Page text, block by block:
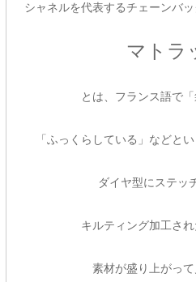
シャネルを代表するチェーンバ
マトラ
とは、フランス語で「
「ふっくらしている」などと
ダイヤ型にステッ
キルティング加工され
素材が盛り上がって